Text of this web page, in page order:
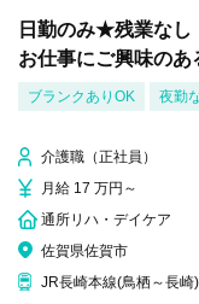
日勤のみ★残業なし
お仕事にご興味のあ
ブランクありOK 夜勤
介護職（正社員）
月給 17 万円～
通所リハ・デイケア
佐賀県佐賀市
JR長崎本線(鳥栖～長崎